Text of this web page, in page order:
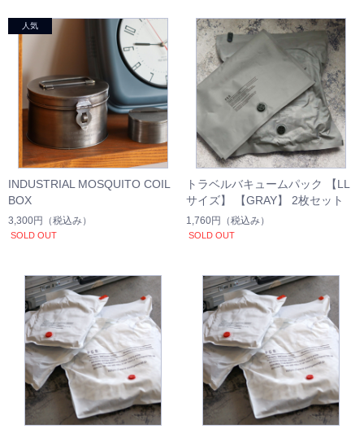
INDUSTRIAL MOSQUITO COIL
BOX
3,300円 （税込み）
SOLD OUT
トラベルバキュームパック 【LL
サイズ】 【GRAY】 2枚セット
1,760円 （税込み）
SOLD OUT